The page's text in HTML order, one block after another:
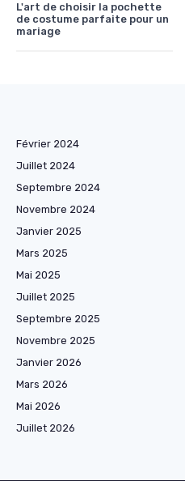
L'art de choisir la pochette
de costume parfaite pour un
mariage
Février 2024
Juillet 2024
Septembre 2024
Novembre 2024
Janvier 2025
Mars 2025
Mai 2025
Juillet 2025
Septembre 2025
Novembre 2025
Janvier 2026
Mars 2026
Mai 2026
Juillet 2026